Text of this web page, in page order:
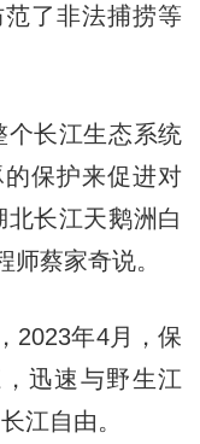
了非法捕捞等
长江生态系统
保护来促进对
长江天鹅洲白
蔡家奇说。
年4月，保
迅速与野生江
江自由。